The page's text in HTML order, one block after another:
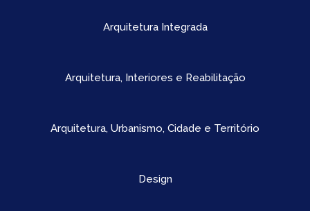
Arquitetura Integrada
Arquitetura, Interiores e Reabilitação
Arquitetura, Urbanismo, Cidade e Território
Design